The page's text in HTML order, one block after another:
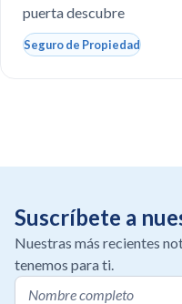
puerta descubre
Seguro de Propiedad
Suscríbete a
Nuestras más recientes
tenemos para ti.